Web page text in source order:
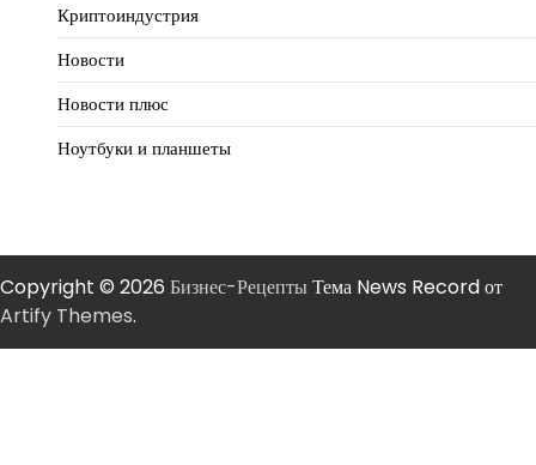
Криптоиндустрия
Новости
Новости плюс
Ноутбуки и планшеты
Copyright © 2026 Бизнес-РецептыТема News Record от
Artify Themes.